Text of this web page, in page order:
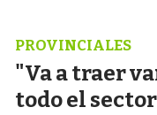
"Va a traer
todo el
PROVINCIALES